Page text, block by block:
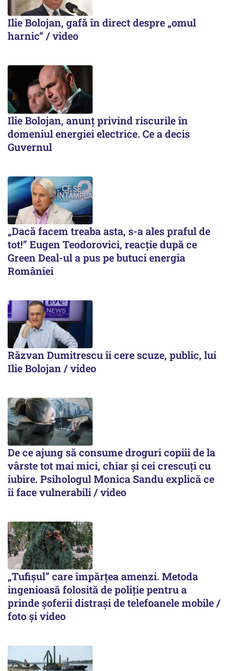
Ilie Bolojan, gafă în direct despre „omul
harnic“ / video
Ilie Bolojan, anunț privind riscurile în
domeniul energiei electrice. Ce a decis
Guvernul
„Dacă facem treaba asta, s-a ales praful de
tot!” Eugen Teodorovici, reacție după ce
Green Deal-ul a pus pe butuci energia
României
Răzvan Dumitrescu îi cere scuze, public, lui
Ilie Bolojan / video
De ce ajung să consume droguri copiii de la
vârste tot mai mici, chiar și cei crescuți cu
iubire. Psihologul Monica Sandu explică ce
îi face vulnerabili / video
„Tufișul” care împărțea amenzi. Metoda
ingenioasă folosită de poliție pentru a
prinde șoferii distrași de telefoanele mobile /
foto și video